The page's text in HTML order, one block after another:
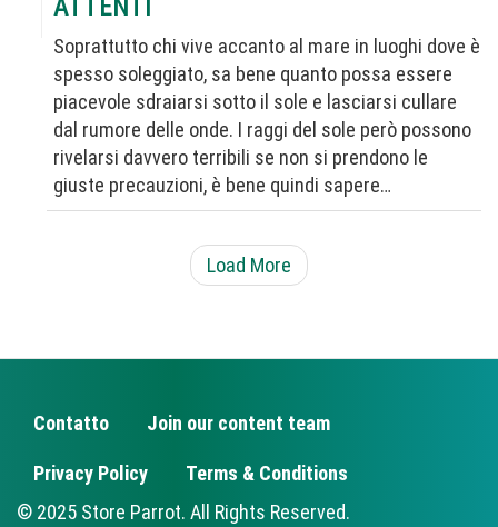
ATTENTI
Soprattutto chi vive accanto al mare in luoghi dove è
spesso soleggiato, sa bene quanto possa essere
piacevole sdraiarsi sotto il sole e lasciarsi cullare
dal rumore delle onde. I raggi del sole però possono
rivelarsi davvero terribili se non si prendono le
giuste precauzioni, è bene quindi sapere…
Load More
FOOTER
Contatto Join our content team
Privacy Policy
Terms & Conditions
© 2025 Store Parrot. All Rights Reserved.